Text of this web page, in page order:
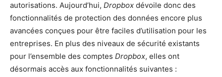
autorisations. Aujourd’hui, Dropbox dévoile donc des
fonctionnalités de protection des données encore plus
avancées conçues pour être faciles d’utilisation pour les
entreprises. En plus des niveaux de sécurité existants
pour l’ensemble des comptes Dropbox, elles ont
désormais accès aux fonctionnalités suivantes :